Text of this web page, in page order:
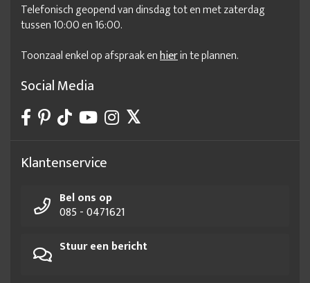
Telefonisch geopend van dinsdag tot en met zaterdag
tussen 10:00 en 16:00.
Toonzaal enkel op afspraak enhierin te plannen.
Social Media
Klantenservice
Bel ons op
085 - 0471621
Stuur een bericht